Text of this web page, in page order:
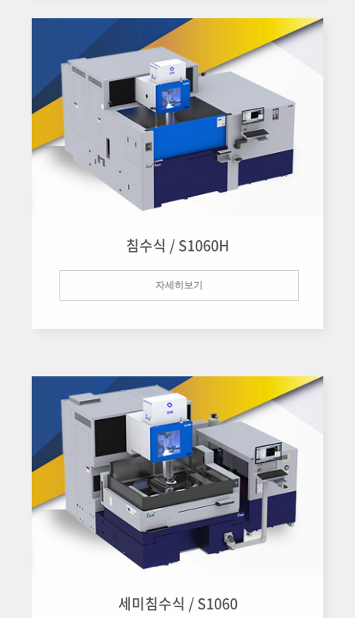
침수식 / S1060H
자세히보기
세미침수식 / S1060